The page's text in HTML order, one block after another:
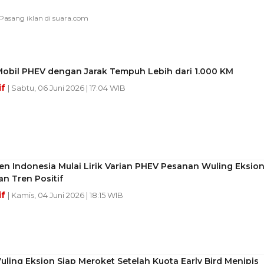
PHEV dengan Jarak Tempuh Lebih dari 1.000 KM
| Sabtu, 06 Juni 2026 | 17:04 WIB
Indonesia Mulai Lirik Varian PHEV Pesanan Wuling Eksion
Tren Positif
| Kamis, 04 Juni 2026 | 18:15 WIB
Eksion Siap Meroket Setelah Kuota Early Bird Menipis